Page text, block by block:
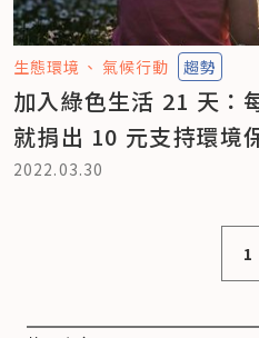
生態環境 氣候行動 趨勢
加入綠色生活 21 天：
就捐出 10 元支持環境
2022.03.30
1